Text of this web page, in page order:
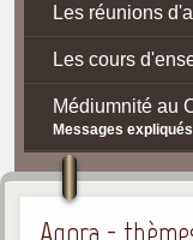
Les réunions
Les cours
Médiumnité au
Messages
Contact / Accès
Plan d'accès
Agora -